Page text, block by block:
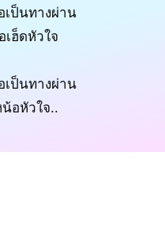
เป็นทางผ่าน
เฮ็ดหัวใจ
เป็นทางผ่าน
อหัวใจ..